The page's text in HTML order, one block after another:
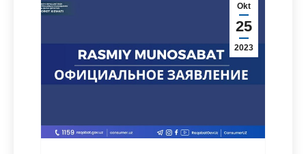
Okt
25
2023